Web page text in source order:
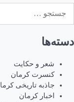
برای:
دسته‌ها
شعر و حکایت
کنسرت کرمان
جاذبه تاریخی
اخبار کرمان